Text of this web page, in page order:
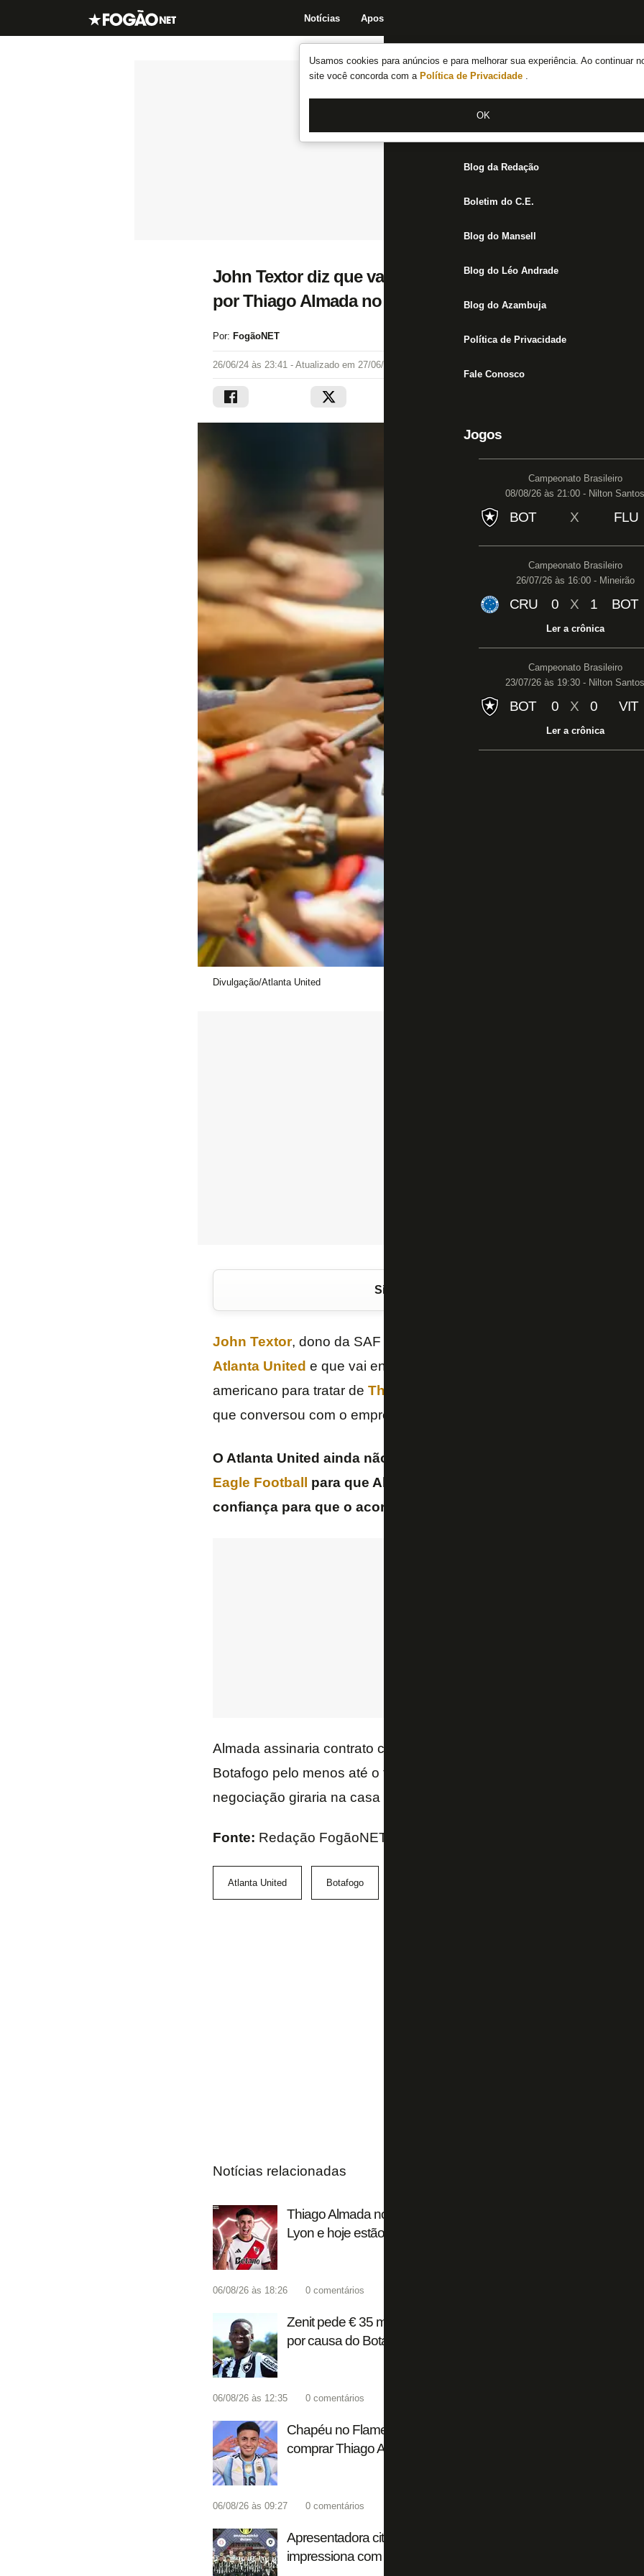
Usamos cookies para anúncios e para melhorar sua experiência. Ao continuar
site você concorda com a Política de Privacidade .
OK
Notícias Apostas
Notícias do Botafogo
Fórum
Jogos
Blog da Redação
Boletim do C.E.
Blog do Mansell
Blog do Léo Andrade
Blog do Azambuja
Política de Privacidade
Fale Conosco
Jogos
Campeonato Brasileiro
08/08/26 às 21:00 - Nilton Santos
BOT X FLU
Campeonato Brasileiro
26/07/26 às 16:00 - Mineirão
CRU 0 X 1 BOT
Ler a crônica
Campeonato Brasileiro
23/07/26 às 19:30 - Nilton Santos
BOT 0 X 0 VIT
Ler a crônica
John Textor diz que vai conversar nesta quinta com o
por Thiago Almada no Botafogo
Por: FogãoNET
26/06/24 às 23:41 - Atualizado em 27/06/24 às 00:08
Divulgação/Atlanta United
Siga o FogãoNET
John Textor, dono da SAF do
Atlanta United e que vai entrar em contato nesta quinta-feira (27/6)
americano para tratar de Thiago Almada
que conversou com o empresário nesta quarta.
O Atlanta United ainda não respondeu positivamente à proposta
Eagle Football
para que Almada se torne jogador do Botafogo,
confiança para que o acordo seja concretizado nas próximas
Almada assinaria contrato com a
Botafogo pelo menos até o fim de 2024, antes de ter a chance de ir
negociação giraria na casa dos US$ 20 milhões (R$ 110,5 milhões
Fonte: Redação FogãoNET e Instagram do Canal do TF
Atlanta United Botafogo
Notícias relacionadas
Thiago Almada no River Plate: 50% dos direitos que eram do
Lyon e hoje estão sob posse de dois fundos
06/08/26 às 18:26 0 comentários
Zenit pede € 35 milhões fixos ao Flamengo por Luiz Henrique e
por causa do Botafogo
06/08/26 às 12:35 0 comentários
Chapéu no Flamengo: River Plate chega a acordo com Atlético
comprar Thiago Almada, ex-Botafogo
06/08/26 às 09:27 0 comentários
Apresentadora cita procuras de Flamengo, Palmeiras e
impressiona com sucesso do Botafogo de 2024